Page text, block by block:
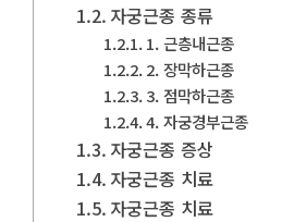
자궁근종 종류
1. 근층내근종
2. 장막하근종
3. 점막하근종
4. 자궁경부근종
자궁근종 증상
자궁근종 치료
자궁근종 치료